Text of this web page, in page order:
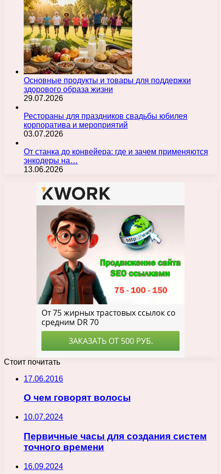
Основные продукты и товары для поддержки
здорового образа жизни
29.07.2026
Рестораны для праздников свадьбы юбилея
корпоратива и мероприятий
03.07.2026
От станка до конвейера: где и зачем применяются
энкодеры на…
13.06.2026
Стоит почитать
17.06.2016
О чем говорят волосы
10.07.2024
Первичные часы для создания систем
точного времени
16.09.2024